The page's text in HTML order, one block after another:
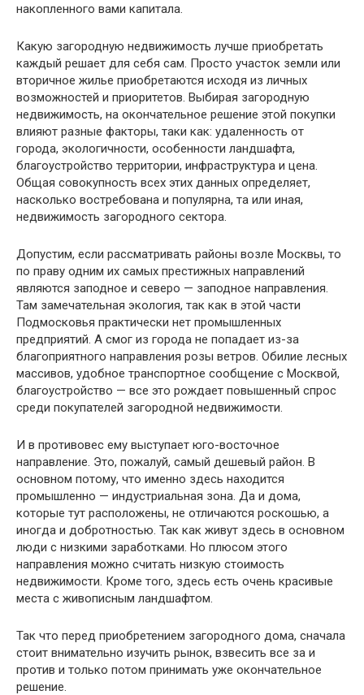
накопленного вами капитала.
Какую загородную недвижимость лучше приобретать
каждый решает для себя сам. Просто участок земли или
вторичное жилье приобретаются исходя из личных
возможностей и приоритетов. Выбирая загородную
недвижимость, на окончательное решение этой покупки
влияют разные факторы, таки как: удаленность от
города, экологичности, особенности ландшафта,
благоустройство территории, инфраструктура и цена.
Общая совокупность всех этих данных определяет,
насколько востребована и популярна, та или иная,
недвижимость загородного сектора.
Допустим, если рассматривать районы возле Москвы, то
по праву одним их самых престижных направлений
являются заподное и северо — заподное направления.
Там замечательная экология, так как в этой части
Подмосковья практически нет промышленных
предприятий. А смог из города не попадает из-за
благоприятного направления розы ветров. Обилие лесных
массивов, удобное транспортное сообщение с Москвой,
благоустройство — все это рождает повышенный спрос
среди покупателей загородной недвижимости.
И в противовес ему выступает юго-восточное
направление. Это, пожалуй, самый дешевый район. В
основном потому, что именно здесь находится
промышленно — индустриальная зона. Да и дома,
которые тут расположены, не отличаются роскошью, а
иногда и добротностью. Так как живут здесь в основном
люди с низкими заработками. Но плюсом этого
направления можно считать низкую стоимость
недвижимости. Кроме того, здесь есть очень красивые
места с живописным ландшафтом.
Так что перед приобретением загородного дома, сначала
стоит внимательно изучить рынок, взвесить все за и
против и только потом принимать уже окончательное
решение.